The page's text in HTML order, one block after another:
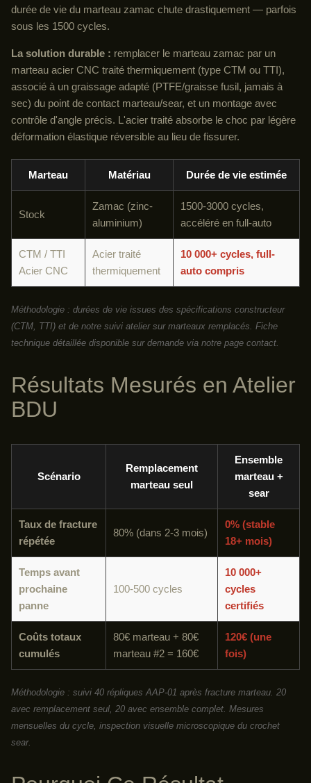
durée de vie du marteau zamac chute drastiquement — parfois
sous les 1500 cycles.
La solution durable : remplacer le marteau zamac par un
marteau acier CNC traité thermiquement (type CTM ou TTI),
associé à un graissage adapté (PTFE/graisse fusil, jamais à
sec) du point de contact marteau/sear, et un montage avec
contrôle d'angle précis. L'acier traité absorbe le choc par légère
déformation élastique réversible au lieu de fissurer.
Marteau Matériau Durée de vie estimée
Stock
Zamac (zinc-
aluminium)
1500-3000 cycles,
accéléré en full-auto
CTM / TTI
Acier CNC
Acier traité
thermiquement
10 000+ cycles, full-
auto compris
Méthodologie : durées de vie issues des spécifications constructeur
(CTM, TTI) et de notre suivi atelier sur marteaux remplacés. Fiche
technique détaillée disponible sur demande via notre page contact.
Résultats Mesurés en Atelier
BDU
Scénario
Remplacement
marteau seul
Ensemble
marteau +
sear
Taux de fracture
répétée
80% (dans 2-3 mois)
0% (stable
18+ mois)
Temps avant
prochaine
panne
100-500 cycles
10 000+
cycles
certifiés
Coûts totaux
cumulés
80€ marteau + 80€
marteau #2 = 160€
120€ (une
fois)
Méthodologie : suivi 40 répliques AAP-01 après fracture marteau. 20
avec remplacement seul, 20 avec ensemble complet. Mesures
mensuelles du cycle, inspection visuelle microscopique du crochet
sear.